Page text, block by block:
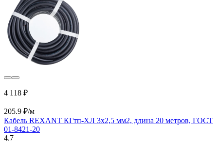
4 118 ₽
205.9 ₽/м
Кабель REXANT КГтп-ХЛ 3х2,5 мм2, длина 20 метров, ГОСТ
01-8421-20
4.7